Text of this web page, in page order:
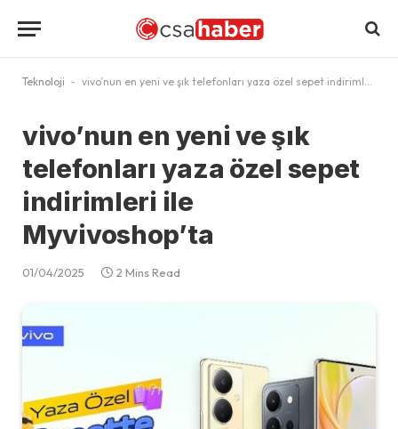
Teknoloji - vivo’nun en yeni ve şık telefonları yaza özel sepet indirimleri ile Myvivoshop’ta
vivo’nun en yeni ve şık
telefonları yaza özel sepet
indirimleri ile
Myvivoshop’ta
01/04/2025 2 Mins Read